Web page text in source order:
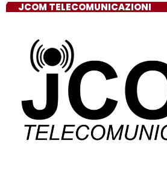
JCOM TELECOMUNICAZIONI